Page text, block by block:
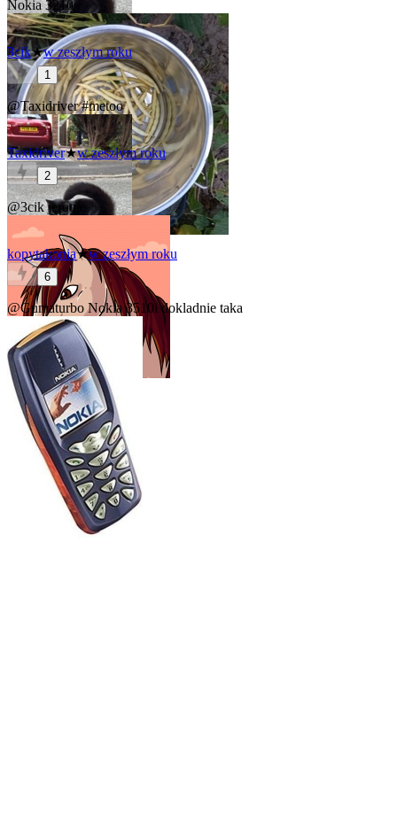
Nokia 3210
3cik★w zeszłym roku
1
@Taxidriver #metoo
Taxidriver★w zeszłym roku
2
@3cikjeronie
kopytakonia★w zeszłym roku
6
@GumaturboNokia 3510i dokladnie taka